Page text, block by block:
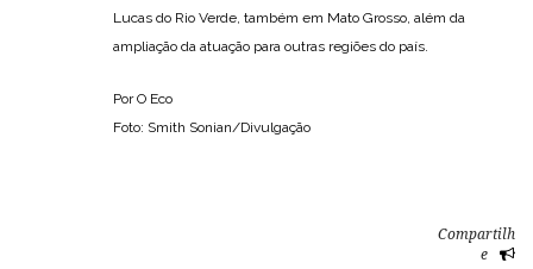
Lucas do Rio Verde, também em Mato Grosso, além da
ampliação da atuação para outras regiões do país.
Por O Eco
Foto: Smith Sonian/Divulgação
Compartilh
e